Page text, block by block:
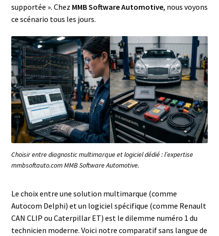
supportée ». Chez MMB Software Automotive, nous voyons
ce scénario tous les jours.
Choisir entre diagnostic multimarque et logiciel dédié : l’expertise
mmbsoftauto.com MMB Software Automotive.
Le choix entre une solution multimarque (comme
Autocom Delphi) et un logiciel spécifique (comme Renault
CAN CLIP ou Caterpillar ET) est le dilemme numéro 1 du
technicien moderne. Voici notre comparatif sans langue de